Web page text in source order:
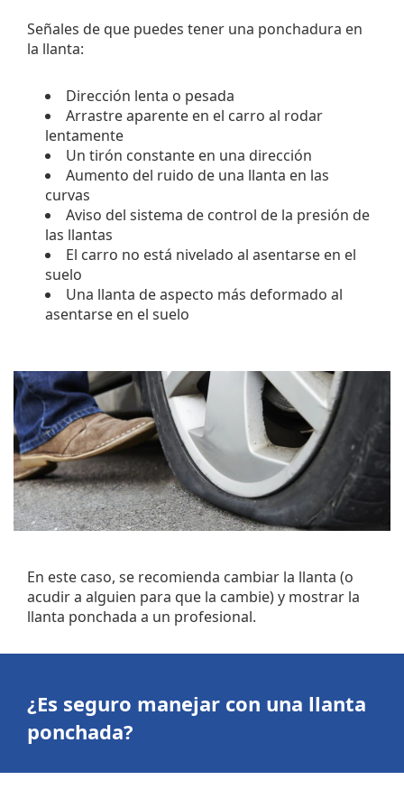
Señales de que puedes tener una ponchadura en
la llanta:
Dirección lenta o pesada
Arrastre aparente en el carro al rodar
lentamente
Un tirón constante en una dirección
Aumento del ruido de una llanta en las
curvas
Aviso del sistema de control de la presión de
las llantas
El carro no está nivelado al asentarse en el
suelo
Una llanta de aspecto más deformado al
asentarse en el suelo
En este caso, se recomienda cambiar la llanta (o
acudir a alguien para que la cambie) y mostrar la
llanta ponchada a un profesional.
¿Es seguro manejar con una llanta
ponchada?